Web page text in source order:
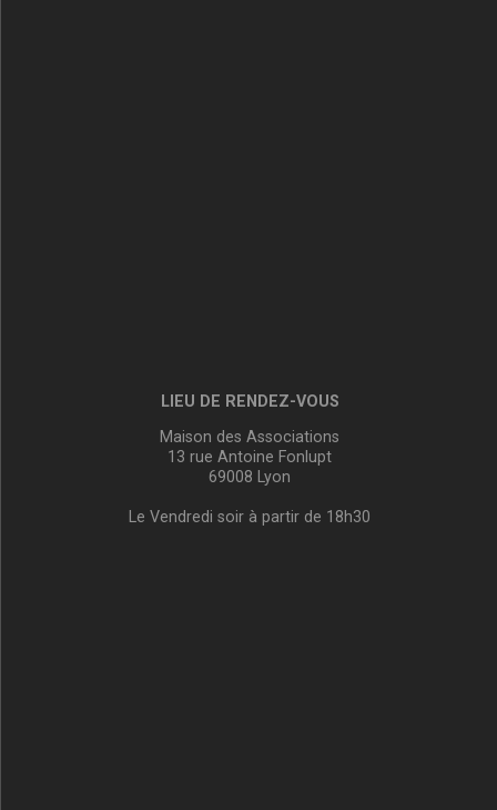
LIEU DE RENDEZ-VOUS
Maison des Associations
13 rue Antoine Fonlupt
69008 Lyon
Le Vendredi soir à partir de 18h30